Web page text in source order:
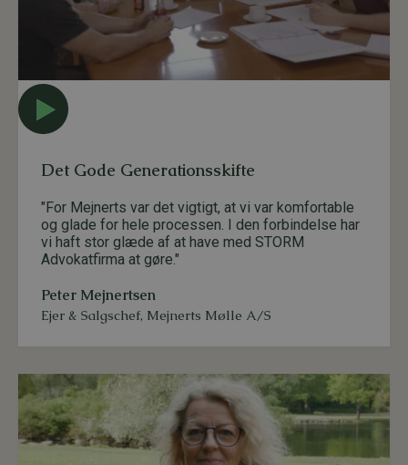
Det Gode Generationsskifte
"For Mejnerts var det vigtigt, at vi var komfortable
og glade for hele processen. I den forbindelse har
vi haft stor glæde af at have med STORM
Advokatfirma at gøre."
Peter Mejnertsen
Ejer & Salgschef, Mejnerts Mølle A/S